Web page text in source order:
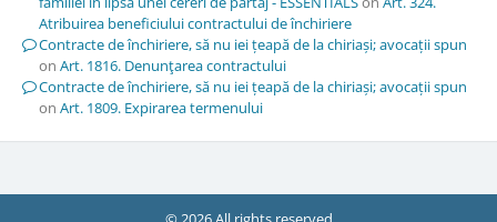
Atribuirea beneficiului contractului de închiriere
Contracte de închiriere, să nu iei țeapă de la chiriași; avocații spun
on Art. 1816. Denunţarea contractului
Contracte de închiriere, să nu iei țeapă de la chiriași; avocații spun
on Art. 1809. Expirarea termenului